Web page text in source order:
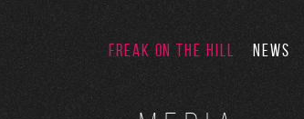
FREAK ON THE HILL NEWS